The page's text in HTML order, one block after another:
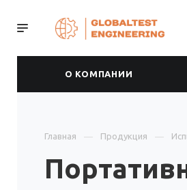
О КОМПАНИИ
Главная Продукция